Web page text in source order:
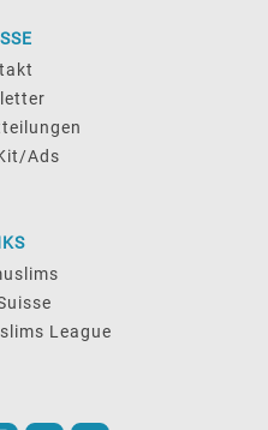
Ads
League